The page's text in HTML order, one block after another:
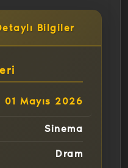
Bilgiler
01 Mayıs 2026
Sinema
Dram